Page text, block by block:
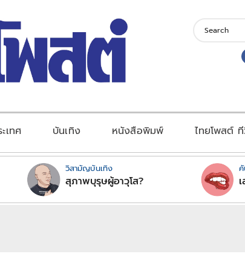
เทศ บันเทิง หนังสือพิมพ์ ไทยโพสต์
วิสามัญบันเทิง
สุภาพบุรุษผู้อาวุโส?